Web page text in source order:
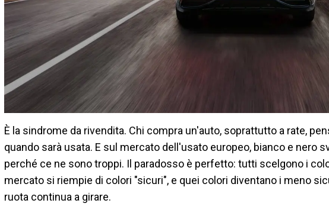
È la sindrome da rivendita. Chi compra un'auto, soprattutto a rate,
quando sarà usata. E sul mercato dell'usato europeo, bianco e nero
perché ce ne sono troppi. Il paradosso è perfetto: tutti scelgono i
mercato si riempie di colori "sicuri", e quei colori diventano i meno
ruota continua a girare.